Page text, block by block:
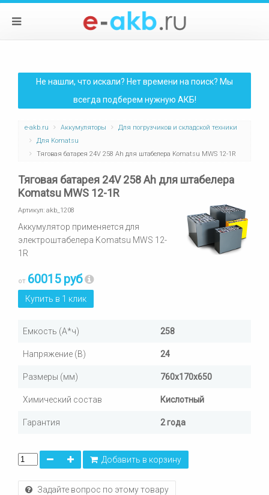
Не нашли, что искали? Нет времени на поиск? Мы
всегда подберем нужную АКБ!
e-akb.ru Аккумуляторы
Для погрузчиков и складской техники
Для Komatsu
Тяговая батарея 24V 258 Ah для штабелера Komatsu MWS 12-1R
Тяговая батарея 24V 258 Ah для штабелера
Komatsu MWS 12-1R
Артикул: akb_1208
Аккумулятор применяется для
электроштабелера Komatsu MWS 12-
1R
от 60015 руб
Купить в 1 клик
Емкость (А*ч) 258
Напряжение (В) 24
Размеры (мм) 760х170х650
Химический состав Кислотный
Гарантия 2 года
Добавить в корзину
Задайте вопрос по этому товару